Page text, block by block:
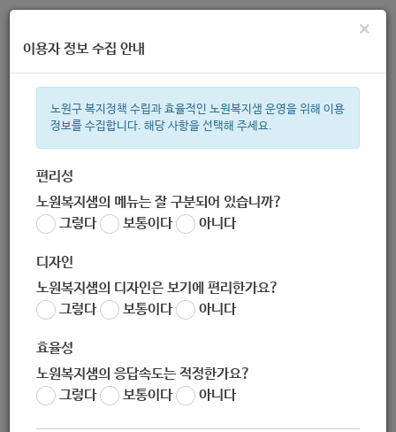
주간 인기검색어
한눈으로 보는 복지 정보
×
이용자 정보 수집 안내
노원구 복지정책 수립과 효율적인 노원복지샘 운영을 위해 이용
정보를 수집합니다. 해당 사항을 선택해 주세요.
편리성
노원복지샘의 메뉴는 잘 구분되어 있습니까?
그렇다
보통이다 아니다
디자인
노원복지샘의 디자인은 보기에 편리한가요?
그렇다
보통이다 아니다
효율성
노원복지샘의 응답속도는 적정한가요?
그렇다
보통이다 아니다
2020_국가암검진사업_안내
지침
작성자 노원 복지샘